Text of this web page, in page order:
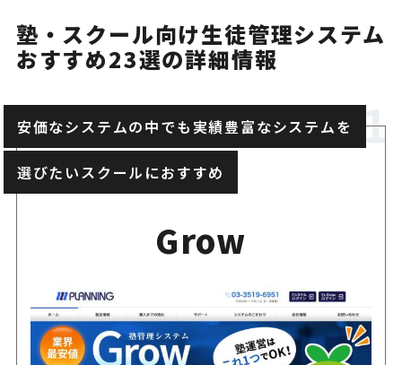
スクール管理システム
＋バスキャッチ
送迎バス運行まで含めて管理
ール向け
運動スクールの入会・振替・
ーレス化
Sgrum
スポーツスクール・クラブ運
する管理アプリ
塾・スクール向け生徒管理システム
おすすめ23選の詳細情報
安価なシステムの中でも実績豊富なシステムを
選びたいスクールにおすすめ
Grow